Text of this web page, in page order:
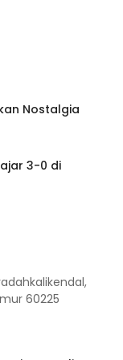
Nostalgia
3-0 di
60225